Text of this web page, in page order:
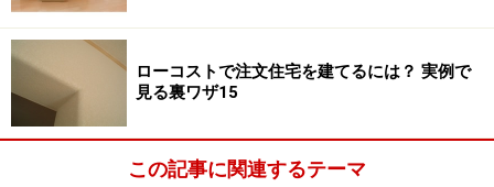
などをチェックしてみてはいかがでしょうか？
始めは相性が良かったはずなのに、工事途中でトラブル
になった途端解決できなくなる建築家もいます。建物の
デザイン性も大切ですが、やはりつくるものにはその人
自身の気質が必ず出るものです。
ローコストで注文住宅を建てるには？ 実例で
見る裏ワザ15
この記事に関連するテーマ